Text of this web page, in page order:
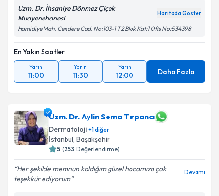
Uzm. Dr. İhsaniye Dönmez Çiçek
Muayenehanesi
Haritada Göster
Hamidiye Mah. Cendere Cad. No:103-1 T2 Blok Kat:1 Ofis No:5 34398
En Yakın Saatler
Yarın
11:00
Yarın
11:30
Yarın
12:00 Daha Fazla
Uzm. Dr. Aylin Sema Tırpancı
Dermatoloji +1diğer
İstanbul, Başakşehir
5 (253 Değerlendirme)
Her şekilde memnun kaldığım güzel hocamıza çok
teşekkür ediyorum
Devamı